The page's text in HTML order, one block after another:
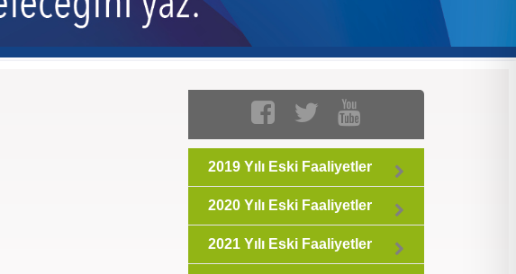
2019 Yılı Eski Faaliyetler
2020 Yılı Eski Faaliyetler
2021 Yılı Eski Faaliyetler